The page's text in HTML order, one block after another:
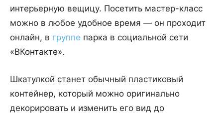
интерьерную вещицу. Посетить мастер-класс
можно в любое удобное время — он проходит
онлайн, в группе парка в социальной сети
«ВКонтакте».
Шкатулкой станет обычный пластиковый
контейнер, который можно оригинально
декорировать и изменить его вид до